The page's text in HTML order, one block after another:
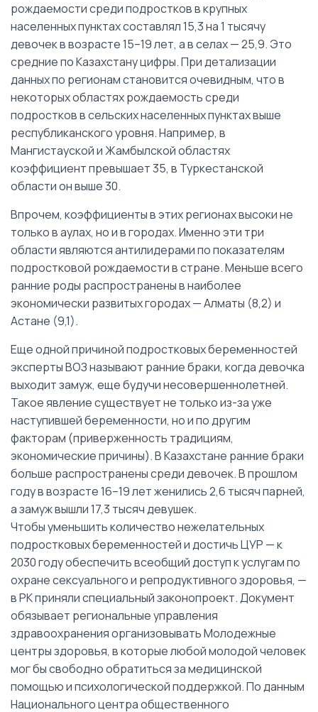
рождаемости среди подростков в крупных
населенных пунктах составлял 15,3 на 1 тысячу
девочек в возрасте 15–19 лет, а в селах — 25,9. Это
средние по Казахстану цифры. При детализации
данных по регионам становится очевидным, что в
некоторых областях рождаемость среди
подростков в сельских населенных пунктах выше
республиканского уровня. Например, в
Мангистауской и Жамбылской областях
коэффициент превышает 35, в Туркестанской
области он выше 30.
Впрочем, коэффициенты в этих регионах высоки не
только в аулах, но и в городах. Именно эти три
области являются антилидерами по показателям
подростковой рождаемости в стране. Меньше всего
ранние роды распространены в наиболее
экономически развитых городах — Алматы (8,2) и
Астане (9,1).
Еще одной причиной подростковых беременностей
эксперты ВОЗ называют ранние браки, когда девочка
выходит замуж, еще будучи несовершеннолетней.
Такое явление существует не только из-за уже
наступившей беременности, но и по другим
факторам (приверженность традициям,
экономические причины). В Казахстане ранние браки
больше распространены среди девочек. В прошлом
году в возрасте 16–19 лет женились 2,6 тысяч парней,
а замуж вышли 17,3 тысяч девушек.
Чтобы уменьшить количество нежелательных
подростковых беременностей и достичь ЦУР — к
2030 году обеспечить всеобщий доступ к услугам по
охране сексуального и репродуктивного здоровья, —
в РК приняли специальный законопроект. Документ
обязывает региональные управления
здравоохранения организовывать Молодежные
центры здоровья, в которые любой молодой человек
мог бы свободно обратиться за медицинской
помощью и психологической поддержкой. По данным
Национального центра общественного